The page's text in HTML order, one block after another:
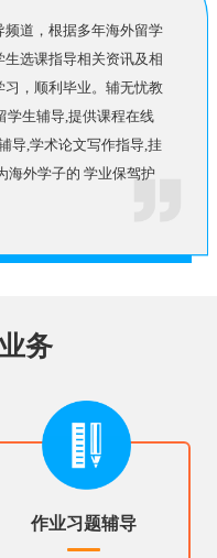
道，根据多年海外留学
选课指导相关资讯及相
，顺利毕业。辅无忧教
学生辅导,提供课程在线
导,学术论文写作指导,挂
海外学子的 学业保驾护
务
作业习题辅导